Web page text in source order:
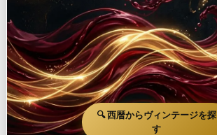
🔍 西暦からヴィンテージを探
す